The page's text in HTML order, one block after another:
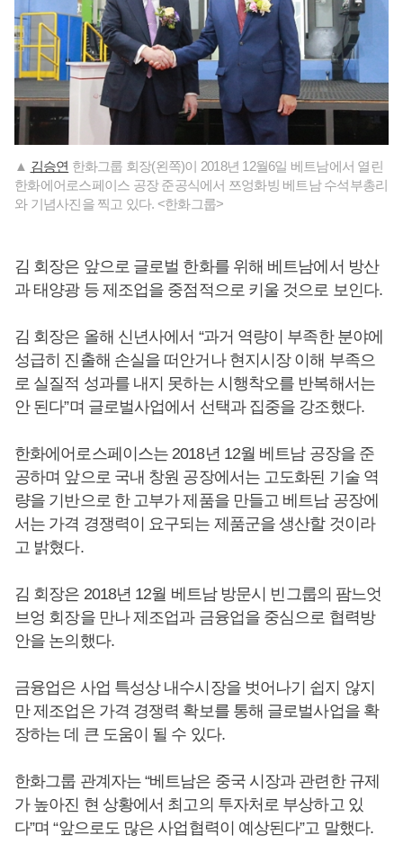
▲ 김승연 한화그룹 회장(왼쪽)이 2018년 12월6일 베트남에서 열린
한화에어로스페이스 공장 준공식에서 쯔엉화빙 베트남 수석부총리
와 기념사진을 찍고 있다. <한화그룹>
김 회장은 앞으로 글로벌 한화를 위해 베트남에서 방산
과 태양광 등 제조업을 중점적으로 키울 것으로 보인다.
김 회장은 올해 신년사에서 “과거 역량이 부족한 분야에
성급히 진출해 손실을 떠안거나 현지시장 이해 부족으
로 실질적 성과를 내지 못하는 시행착오를 반복해서는
안 된다”며 글로벌사업에서 선택과 집중을 강조했다.
한화에어로스페이스는 2018년 12월 베트남 공장을 준
공하며 앞으로 국내 창원 공장에서는 고도화된 기술 역
량을 기반으로 한 고부가 제품을 만들고 베트남 공장에
서는 가격 경쟁력이 요구되는 제품군을 생산할 것이라
고 밝혔다.
김 회장은 2018년 12월 베트남 방문시 빈그룹의 팜느엇
브엉 회장을 만나 제조업과 금융업을 중심으로 협력방
안을 논의했다.
금융업은 사업 특성상 내수시장을 벗어나기 쉽지 않지
만 제조업은 가격 경쟁력 확보를 통해 글로벌사업을 확
장하는 데 큰 도움이 될 수 있다.
한화그룹 관계자는 “베트남은 중국 시장과 관련한 규제
가 높아진 현 상황에서 최고의 투자처로 부상하고 있
다”며 “앞으로도 많은 사업협력이 예상된다”고 말했다.